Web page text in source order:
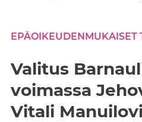
EPÄOIKEUDENMUKAISET
Valitus
voimassa
Vitali